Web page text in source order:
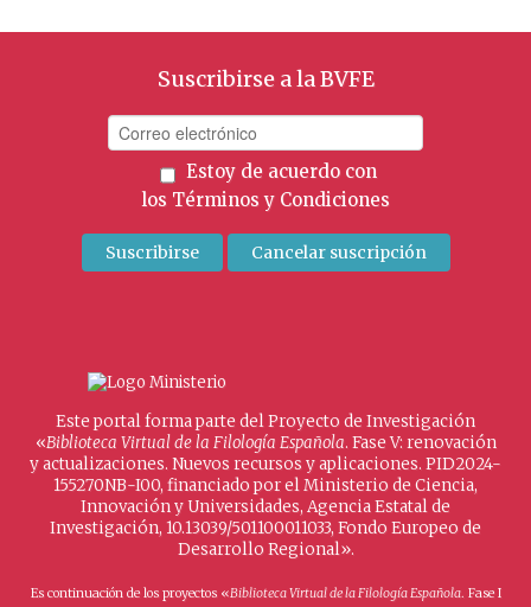
Suscribirse a la BVFE
Estoy de acuerdo con
los Términos y Condiciones
Este portal forma parte del Proyecto de Investigación
«Biblioteca Virtual de la Filología Española. Fase V: renovación
y actualizaciones. Nuevos recursos y aplicaciones. PID2024-
155270NB-I00, financiado por el Ministerio de Ciencia,
Innovación y Universidades, Agencia Estatal de
Investigación, 10.13039/501100011033, Fondo Europeo de
Desarrollo Regional».
Es continuación de los proyectos «Biblioteca Virtual de la Filología Española. Fase I